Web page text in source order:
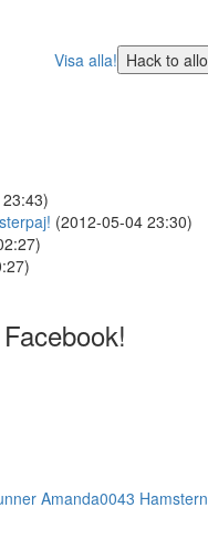
Visa alla!
(2012-05-04 23:30)
Amanda0043 Hamstern